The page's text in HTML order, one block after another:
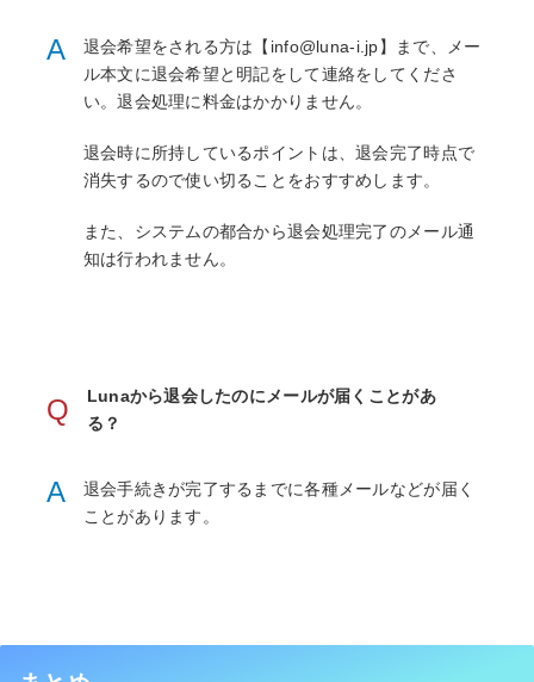
A
退会希望をされる方は【info@luna-i.jp】まで、メー
ル本文に退会希望と明記をして連絡をしてくださ
い。退会処理に料金はかかりません。
退会時に所持しているポイントは、退会完了時点で
消失するので使い切ることをおすすめします。
また、システムの都合から退会処理完了のメール通
知は行われません。
Q
Lunaから退会したのにメールが届くことがあ
る？
A
退会手続きが完了するまでに各種メールなどが届く
ことがあります。